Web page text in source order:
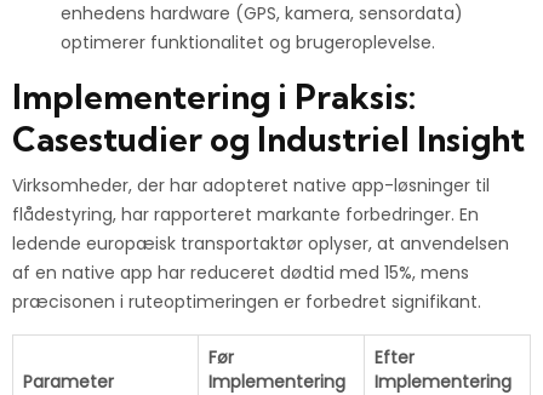
enhedens hardware (GPS, kamera, sensordata)
optimerer funktionalitet og brugeroplevelse.
Implementering i Praksis:
Casestudier og Industriel Insight
Virksomheder, der har adopteret native app-løsninger til
flådestyring, har rapporteret markante forbedringer. En
ledende europæisk transportaktør oplyser, at anvendelsen
af en native app har reduceret dødtid med 15%, mens
præcisonen i ruteoptimeringen er forbedret signifikant.
Parameter
Før
Implementering
Efter
Implementering